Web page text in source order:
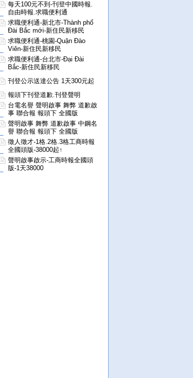
每天100元不到-刊登中國時報.
自由時報.求職便利通
求職便利通-新北市-Thành phố
Đài Bắc mới-新住民新移民
求職便利通-桃園-Quận Đào
Viên-新住民新移民
求職便利通-台北市-Đại Đài
Bắc-新住民新移民
刊登公示送達公告 1天300元起
報頭下刊登道歉.刊登聲明
台電名譽 聲明啟事 舞弊 道歉啟
事 聯合報 報頭下 全國版
聲明啟事 舞弊 道歉啟事 中鋼名
譽 聯合報 報頭下 全國版
徵人徵才-1格.2格.3格工商時報
全國頭版-38000起↑
聲明啟事啟示-工商時報全國頭
版-1天38000